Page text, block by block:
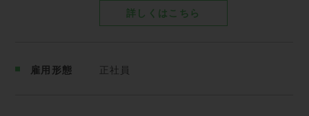
ので、有休も取りやすく、プライベートの予定も立て
詳しくはこちら
雇用形態 正社員